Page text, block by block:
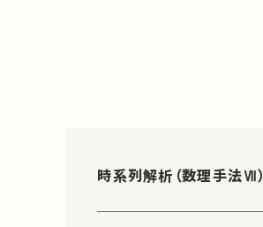
時系列解析（数理手法Ⅶ）